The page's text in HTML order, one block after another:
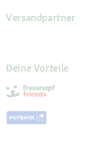
Versandpartner
Deine Vorteile